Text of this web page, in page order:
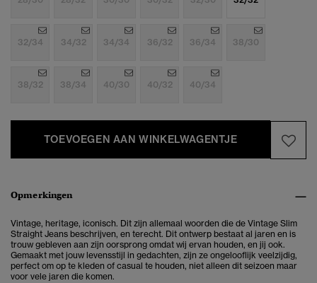
32/34 34/32 34/34 36/32 36/34 38/30
38/32 38/34 40/30 40/32 40/34
TOEVOEGEN AAN WINKELWAGENTJE
Opmerkingen
Vintage, heritage, iconisch. Dit zijn allemaal woorden die de Vintage Slim
Straight Jeans beschrijven, en terecht. Dit ontwerp bestaat al jaren en is
trouw gebleven aan zijn oorsprong omdat wij ervan houden, en jij ook.
Gemaakt met jouw levensstijl in gedachten, zijn ze ongelooflijk veelzijdig,
perfect om op te kleden of casual te houden, niet alleen dit seizoen maar
voor vele jaren die komen.